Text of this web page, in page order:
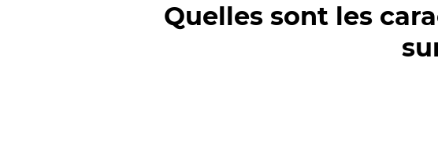
Quelles sont les